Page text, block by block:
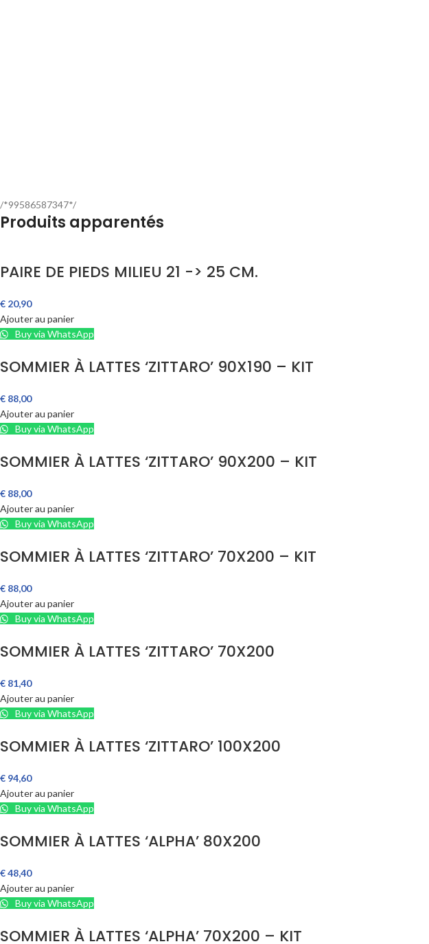
/*99586587347*/
Produits apparentés
PAIRE DE PIEDS MILIEU 21 -> 25 CM.
€ 20,90
Ajouter au panier
Buy via WhatsApp
SOMMIER À LATTES ‘ZITTARO’ 90X190 – KIT
€ 88,00
Ajouter au panier
Buy via WhatsApp
SOMMIER À LATTES ‘ZITTARO’ 90X200 – KIT
€ 88,00
Ajouter au panier
Buy via WhatsApp
SOMMIER À LATTES ‘ZITTARO’ 70X200 – KIT
€ 88,00
Ajouter au panier
Buy via WhatsApp
SOMMIER À LATTES ‘ZITTARO’ 70X200
€ 81,40
Ajouter au panier
Buy via WhatsApp
SOMMIER À LATTES ‘ZITTARO’ 100X200
€ 94,60
Ajouter au panier
Buy via WhatsApp
SOMMIER À LATTES ‘ALPHA’ 80X200
€48,40
Ajouter au panier
Buy via WhatsApp
SOMMIER À LATTES ‘ALPHA’ 70X200 – KIT